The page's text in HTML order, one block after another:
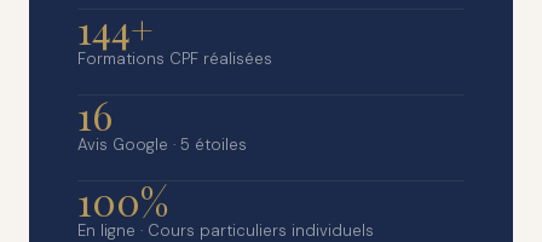
144+
Formations CPF réalisées
16
Avis Google · 5 étoiles
100%
En ligne · Cours particuliers individuels